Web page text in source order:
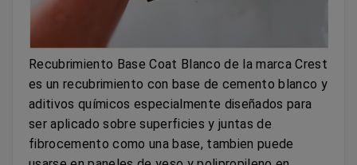
Recubrimiento Base Coat Blanco de la marca Crest
es un recubrimiento con base de cemento blanco y
aditivos químicos especialmente diseñados para
ser aplicado sobre superficies y juntas de
fibrocemento como una base, tambien puede